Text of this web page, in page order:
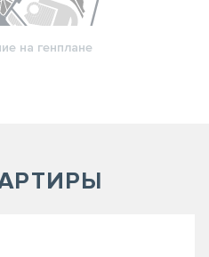
на генплане